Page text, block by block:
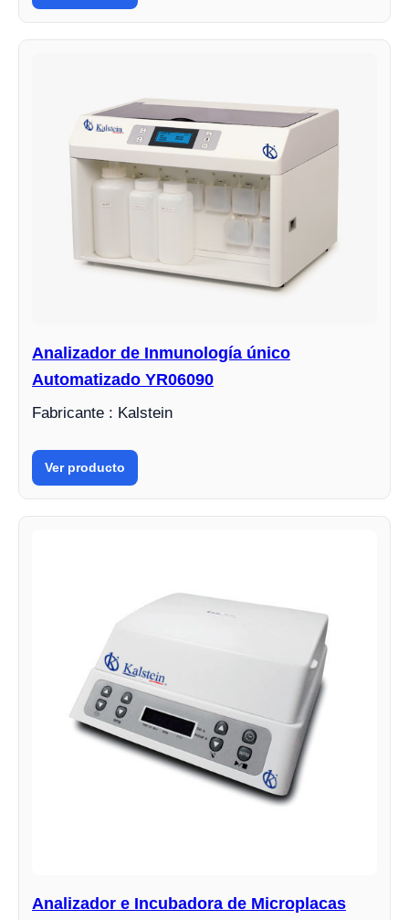
Analizador de Inmunología único
Automatizado YR06090
Fabricante : Kalstein
Ver producto
Analizador e Incubadora de Microplacas